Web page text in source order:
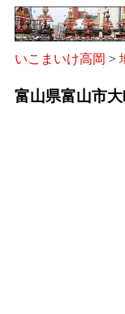
いこまいけ高岡 >
富山県富山市大